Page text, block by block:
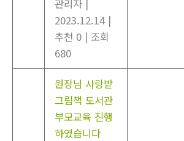
관리자 |
2023.12.14 |
추천 0 | 조회
680
원장님 사랑밭
그림책 도서관
부모교육 진행
하였습니다